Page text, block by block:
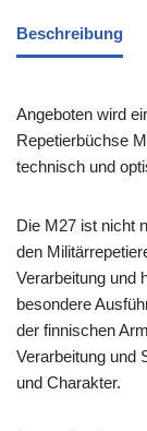
Beschreibung
Angeboten wird
Repetierbüchse
technisch und
Die M27 ist nicht
den
Verarbeitung und
besondere
der finnischen
Verarbeitung und
und Charakter.